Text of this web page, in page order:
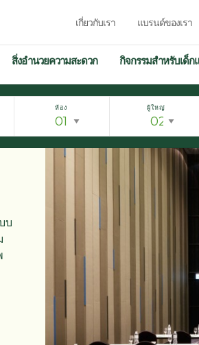
เกี่ยวกับเรา แบรนด์ของเรา
สิ่งอำนวยความสะดวก กิจกรรมสำหรับเด็ก
ห้อง ผู้ใหญ่
บ